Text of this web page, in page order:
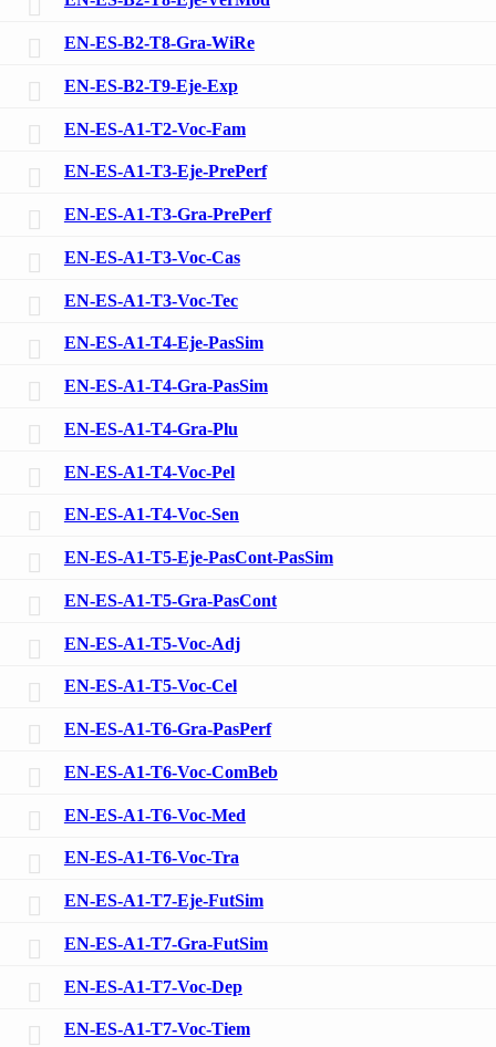
EN-ES-B2-T8-Gra-WiRe
EN-ES-B2-T9-Eje-Exp
EN-ES-A1-T2-Voc-Fam
EN-ES-A1-T3-Eje-PrePerf
EN-ES-A1-T3-Gra-PrePerf
EN-ES-A1-T3-Voc-Cas
EN-ES-A1-T3-Voc-Tec
EN-ES-A1-T4-Eje-PasSim
EN-ES-A1-T4-Gra-PasSim
EN-ES-A1-T4-Gra-Plu
EN-ES-A1-T4-Voc-Pel
EN-ES-A1-T4-Voc-Sen
EN-ES-A1-T5-Eje-PasCont-PasSim
EN-ES-A1-T5-Gra-PasCont
EN-ES-A1-T5-Voc-Adj
EN-ES-A1-T5-Voc-Cel
EN-ES-A1-T6-Gra-PasPerf
EN-ES-A1-T6-Voc-ComBeb
EN-ES-A1-T6-Voc-Med
EN-ES-A1-T6-Voc-Tra
EN-ES-A1-T7-Eje-FutSim
EN-ES-A1-T7-Gra-FutSim
EN-ES-A1-T7-Voc-Dep
EN-ES-A1-T7-Voc-Tiem